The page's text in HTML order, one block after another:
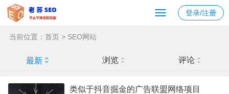
登录/注册
当前位置： 首页 > SEO网站
最新 浏览 评论
类似于抖音掘金的广告联盟网络项目